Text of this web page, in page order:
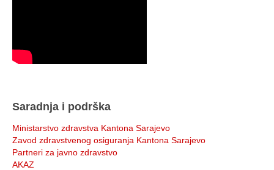
Saradnja i podrška
Ministarstvo zdravstva Kantona Sarajevo
Zavod zdravstvenog osiguranja Kantona Sarajevo
Partneri za javno zdravstvo
AKAZ